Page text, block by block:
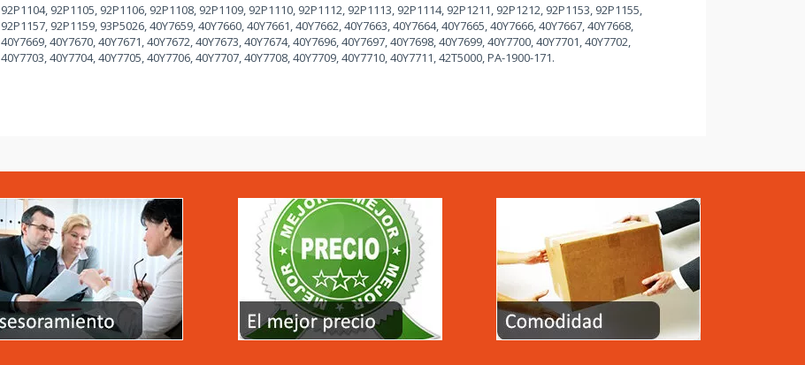
92P1104, 92P1105, 92P1106, 92P1108, 92P1109, 92P1110, 92P1112, 92P1113, 92P1114, 92P1211, 92P1212, 92P1153, 92P1155,
92P1157, 92P1159, 93P5026, 40Y7659, 40Y7660, 40Y7661, 40Y7662, 40Y7663, 40Y7664, 40Y7665, 40Y7666, 40Y7667, 40Y7668,
40Y7669, 40Y7670, 40Y7671, 40Y7672, 40Y7673, 40Y7674, 40Y7696, 40Y7697, 40Y7698, 40Y7699, 40Y7700, 40Y7701, 40Y7702,
40Y7703, 40Y7704, 40Y7705, 40Y7706, 40Y7707, 40Y7708, 40Y7709, 40Y7710, 40Y7711, 42T5000, PA-1900-171.